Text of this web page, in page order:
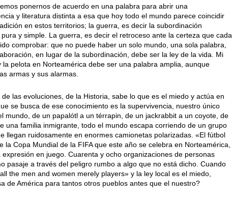
ponernos de acuerdo en una palabra para abrir una
y literatura distinta a esa que hoy todo el mundo parece coincidir
en estos territorios; la guerra, es decir la subordinación
y simple. La guerra, es decir el retroceso ante la certeza que cada
comprobar: que no puede haber un solo mundo, una sola palabra,
en lugar de la subordinación, debe ser la ley de la vida. Mi
pelota en Norteamérica debe ser una palabra amplia, aunque
armas y sus alarmas.
las evoluciones, de la Historia, sabe lo que es el miedo y actúa en
se busca de ese conocimiento es la supervivencia, nuestro único
mundo, de un papalótl a un térrapin, de un jackrabbit a un coyote, de
una familia inmigrante, todo el mundo escapa corriendo de un grupo
llegan ruidosamente en enormes camionetas polarizadas. «El fútbol
la Copa Mundial de la FIFA que este año se celebra en Norteamérica,
expresión en juego. Cuarenta y ocho organizaciones de personas
pasaje a través del peligro rumbo a algo que no está dicho. Cuando
the men and women merely players» y la ley local es el miedo,
de América para tantos otros pueblos antes que el nuestro?